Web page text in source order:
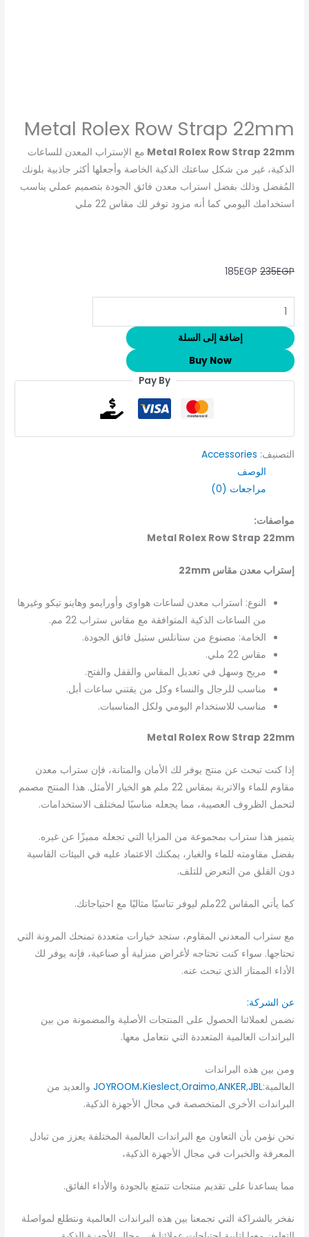
Metal Rolex Row Strap 22mm
Metal Rolex Row Strap 22mm مع الإستراب المعدن للساعات
الذكية، غير من شكل ساعتك الذكية الخاصة وأجعلها أكثر جاذبية بلونك
المُفضل وذلك بفضل استراب معدن فائق الجودة بتصميم عملي يناسب
استخدامك اليومي كما أنه مزود توفر لك مقاس 22 ملي
235EGP
185EGP
إضافة إلى السلة
Buy Now
Pay By
التصنيف: Accessories
الوصف
مراجعات (0)
مواصفات:
Metal Rolex Row Strap 22mm
إستراب معدن مقاس 22mm
النوع: استراب معدن لساعات هواوي وأورايمو وهاينو تيكو وغيرها
من الساعات الذكية المتوافقة مع مقاس ستراب 22 مم.
الخامة: مصنوع من ستانلس ستيل فائق الجودة.
مقاس 22 ملي.
مريح وسهل في تعديل المقاس والقفل والفتح.
مناسب للرجال والنساء وكل من يقتني ساعات أبل.
مناسب للاستخدام اليومي ولكل المناسبات.
Metal Rolex Row Strap 22mm
إذا كنت تبحث عن منتج يوفر لك الأمان والمتانة، فإن ستراب معدن
مقاوم للماء والاتربة بمقاس 22 ملم هو الخيار الأمثل. هذا المنتج مصمم
لتحمل الظروف العصيبة، مما يجعله مناسبًا لمختلف الاستخدامات.
يتميز هذا ستراب بمجموعة من المزايا التي تجعله مميزًا عن غيره.
بفضل مقاومته للماء والغبار، يمكنك الاعتماد عليه في البيئات القاسية
دون القلق من التعرض للتلف.
كما يأتي المقاس 22ملم ليوفر تناسبًا مثاليًا مع احتياجاتك.
مع ستراب المعدني المقاوم، ستجد خيارات متعددة تمنحك المرونة التي
تحتاجها. سواء كنت تحتاجه لأغراض منزلية أو صناعية، فإنه يوفر لك
الأداء الممتاز الذي تبحث عنه.
عن الشركة:
نضمن لعملائنا الحصول على المنتجات الأصلية والمضمونة من بين
البراندات العالمية المتعددة التي نتعامل معها.
ومن بين هذه البراندات
العالمية:
JOYROOM،Kieslect,Oraimo,ANKER,JBL
والعديد من
البراندات الأخرى المتخصصة في مجال الأجهزة الذكية.
نحن نؤمن بأن التعاون مع البراندات العالمية المختلفة يعزز من تبادل
المعرفة والخبرات في مجال الأجهزة الذكية،
مما يساعدنا على تقديم منتجات تتمتع بالجودة والأداء الفائق.
نفخر بالشراكة التي تجمعنا بين هذه البراندات العالمية ونتطلع لمواصلة